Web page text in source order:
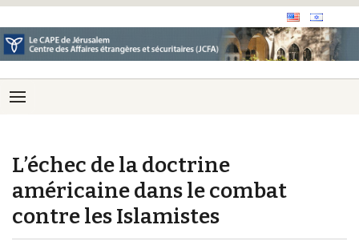
L’échec de la doctrine
américaine dans le combat
contre les Islamistes